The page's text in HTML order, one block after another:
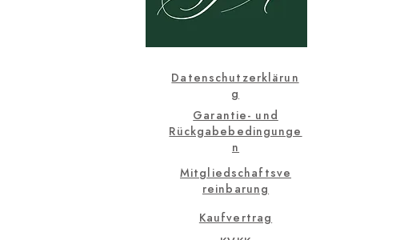
Datenschutzerklärun
g
Garantie- und
Rückgabebedingunge
n
Mitgliedschaftsve
reinbarung
Kaufvertrag